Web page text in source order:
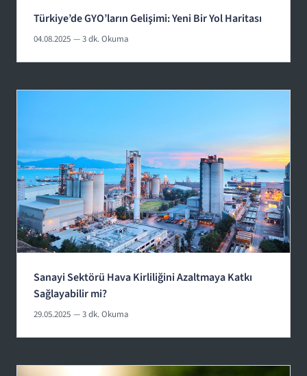
Türkiye’de GYO’ların Gelişimi: Yeni Bir Yol Haritası
04.08.2025 — 3 dk. Okuma
Sanayi Sektörü Hava Kirliliğini Azaltmaya Katkı
Sağlayabilir mi?
29.05.2025 — 3 dk. Okuma